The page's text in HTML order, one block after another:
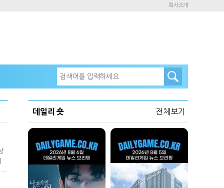
회사소개
데일리 숏 전체보기